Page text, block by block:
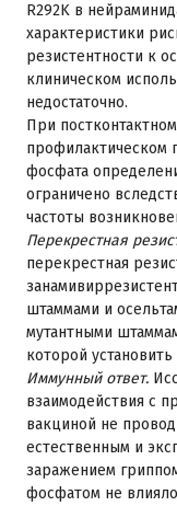
R292K в
характеристики
резистентности к
клиническом
недостаточно.
При
профилактическом
фосфата
ограничено
частоты
Перекрестная
перекрестная
штаммами и
мутантными
которой установить
Иммунный ответ.
взаимодействия с
вакциной не
естественным и
заражением
фосфатом не